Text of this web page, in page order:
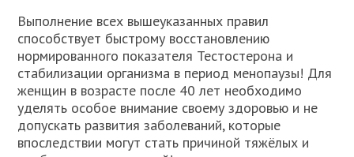
Выполнение всех вышеуказанных правил
способствует быстрому восстановлению
нормированного показателя Тестостерона и
стабилизации организма в период менопаузы! Для
женщин в возрасте после 40 лет необходимо
уделять особое внимание своему здоровью и не
допускать развития заболеваний, которые
впоследствии могут стать причиной тяжёлых и